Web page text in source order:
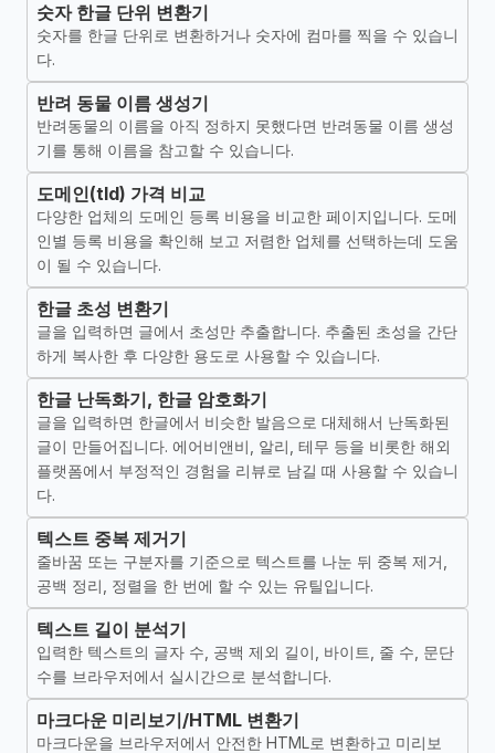
숫자 한글 단위 변환기
숫자를 한글 단위로 변환하거나 숫자에 컴마를 찍을 수 있습니
다.
반려 동물 이름 생성기
반려동물의 이름을 아직 정하지 못했다면 반려동물 이름 생성
기를 통해 이름을 참고할 수 있습니다.
도메인(tld) 가격 비교
다양한 업체의 도메인 등록 비용을 비교한 페이지입니다. 도메
인별 등록 비용을 확인해 보고 저렴한 업체를 선택하는데 도움
이 될 수 있습니다.
한글 초성 변환기
글을 입력하면 글에서 초성만 추출합니다. 추출된 초성을 간단
하게 복사한 후 다양한 용도로 사용할 수 있습니다.
한글 난독화기, 한글 암호화기
글을 입력하면 한글에서 비슷한 발음으로 대체해서 난독화된
글이 만들어집니다. 에어비앤비, 알리, 테무 등을 비롯한 해외
플랫폼에서 부정적인 경험을 리뷰로 남길 때 사용할 수 있습니
다.
텍스트 중복 제거기
줄바꿈 또는 구분자를 기준으로 텍스트를 나눈 뒤 중복 제거,
공백 정리, 정렬을 한 번에 할 수 있는 유틸입니다.
텍스트 길이 분석기
입력한 텍스트의 글자 수, 공백 제외 길이, 바이트, 줄 수, 문단
수를 브라우저에서 실시간으로 분석합니다.
마크다운 미리보기/HTML 변환기
마크다운을 브라우저에서 안전한 HTML로 변환하고 미리보